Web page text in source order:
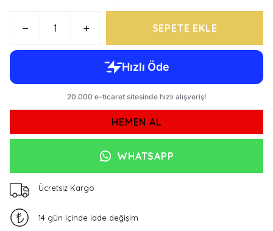
SEPETE EKLE
HEMEN AL
WHATSAPP
Ücretsiz Kargo
14 gün içinde iade değişim